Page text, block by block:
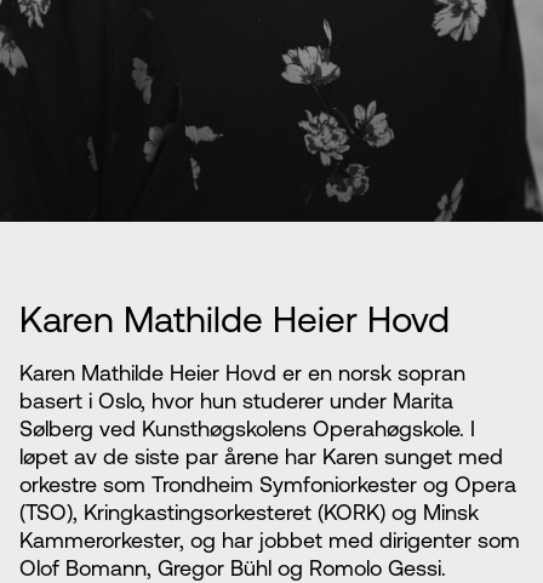
Karen Mathilde Heier Hovd
Karen Mathilde Heier Hovd er en norsk sopran
basert i Oslo, hvor hun studerer under Marita
Sølberg ved Kunsthøgskolens Operahøgskole. I
løpet av de siste par årene har Karen sunget med
orkestre som Trondheim Symfoniorkester og Opera
(TSO), Kringkastingsorkesteret (KORK) og Minsk
Kammerorkester, og har jobbet med dirigenter som
Olof Bomann, Gregor Bühl og Romolo Gessi.